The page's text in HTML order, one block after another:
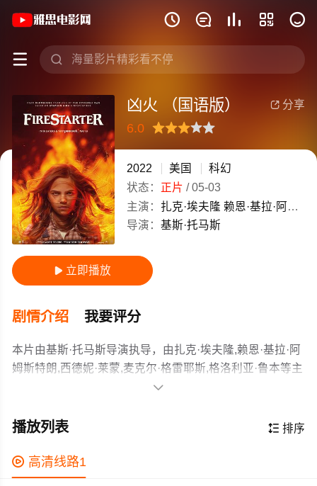
    
 
《凶火 （国语版）》(2022)美国高清电
 分享
凶火 （国语版）
6.0
很差较差
还行推荐力荐
2022 美国
科幻
状态： 正片 /05-03
主演： 扎克·埃夫隆 赖恩·基拉·阿姆斯特朗
导演： 基斯·托马斯
 立即播放
剧情介绍 我要评分
本片由基斯·托马斯导演执导，由扎克·埃夫隆,赖恩·基拉·阿
姆斯特朗,西德妮·莱蒙,麦克尔·格雷耶斯,格洛利亚·鲁本等主
演，故事情节跌岩起伏、扣人心弦，领广大科幻片爱好者
儿，Charlie（赖恩·基拉·阿姆斯特朗 饰演），从此便开始
所用。Charlie要逐渐学会控制自己的能力，也要依赖它保
护自己与家庭……
作为一部 上映的科幻电影，在当期同类题材影片中具有一
定的看点，在演员表现和剧情架构上也都有不错的亮点，

 排序
播放列表
 高清线路1